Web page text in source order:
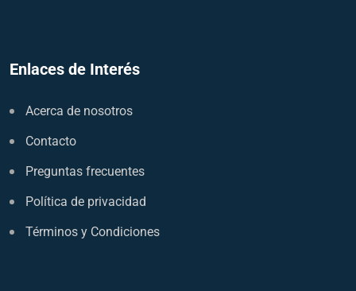
Enlaces de Interés
Acerca de nosotros
Contacto
Preguntas frecuentes
Política de privacidad
Términos y Condiciones